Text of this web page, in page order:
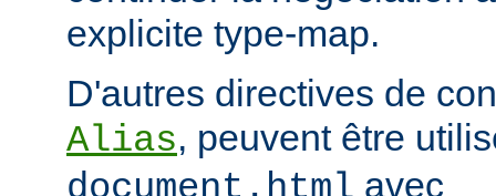
explicite type-map.
D'autres directives de
Alias, peuvent être
avec